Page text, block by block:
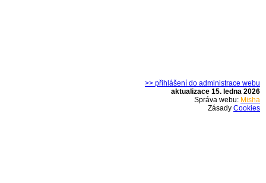
>> přihlášení do administrace webu
aktualizace 15. ledna 2026
Správa webu: Misha
Zásady Cookies